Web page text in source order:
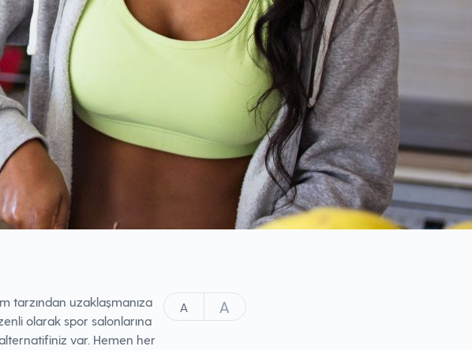
A A
tarzından uzaklaşmanıza
olarak spor salonlarına
var. Hemen her